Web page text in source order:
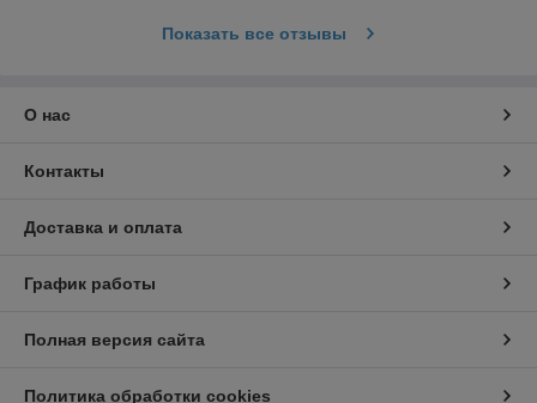
Показать все отзывы
О нас
Контакты
Доставка и оплата
График работы
Полная версия сайта
Политика обработки cookies